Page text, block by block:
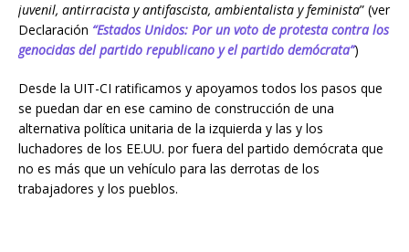
juvenil, antirracista y antifascista, ambientalista y feminista” (ver
Declaración “Estados Unidos: Por un voto de protesta contra los
genocidas del partido republicano y el partido demócrata”)
Desde la UIT-CI ratificamos y apoyamos todos los pasos que
se puedan dar en ese camino de construcción de una
alternativa política unitaria de la izquierda y las y los
luchadores de los EE.UU. por fuera del partido demócrata que
no es más que un vehículo para las derrotas de los
trabajadores y los pueblos.